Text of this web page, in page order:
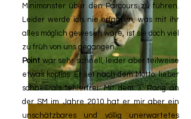
Minimonster über den Parcours zu führen.
Leider werde ich nie erfahren, was mit ihr
alles möglich gewesen wäre, ist sie doch viel
zu früh von uns gegangen...
Point war sehr schnell, leider aber teilweise
etwas kopflos. Er lief nach dem Motto: lieber
schnell als fehlerfrei. Mit dem 3. Rang an
der SM im Jahre 2010 hat er mir aber ein
unschätzbares und völlig unerwartetes